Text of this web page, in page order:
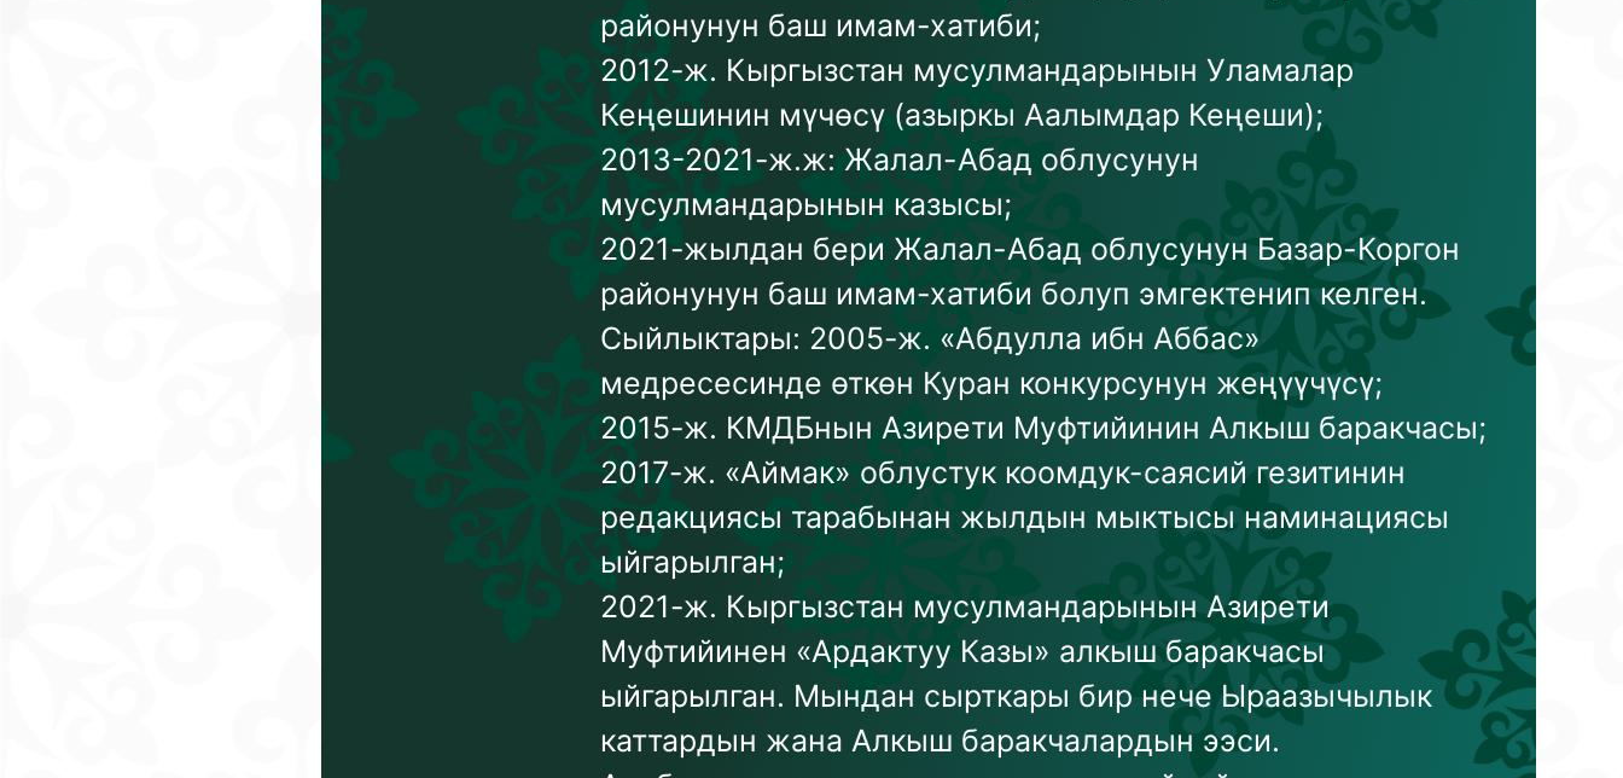
районунун баш имам-хатиби;
2012-ж. Кыргызстан мусулмандарынын Уламалар
Кеңешинин мүчөсү (азыркы Аалымдар Кеңеши);
2013-2021-ж.ж: Жалал-Абад облусунун
мусулмандарынын казысы;
2021-жылдан бери Жалал-Абад облусунун Базар-Коргон
районунун баш имам-хатиби болуп эмгектенип келген.
Сыйлыктары: 2005-ж. «Абдулла ибн Аббас»
медресесинде өткөн Куран конкурсунун жеңүүчүсү;
2015-ж. КМДБнын Азирети Муфтийинин Алкыш баракчасы;
2017-ж. «Аймак» облустук коомдук-саясий гезитинин
редакциясы тарабынан жылдын мыктысы наминациясы
ыйгарылган;
2021-ж. Кыргызстан мусулмандарынын Азирети
Муфтийинен «Ардактуу Казы» алкыш баракчасы
ыйгарылган. Мындан сырткары бир нече Ыраазычылык
каттардын жана Алкыш баракчалардын ээси.